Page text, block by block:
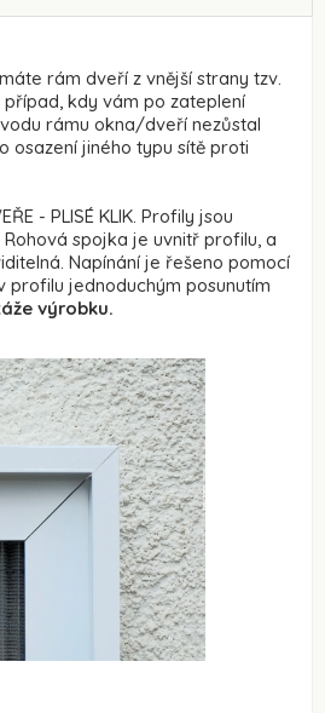
rám dveří z vnější strany tzv.
kdy vám po zateplení
rámu okna/dveří nezůstal
osazení jiného typu sítě proti
- PLISÉ KLIK. Profily jsou
Rohová spojka je uvnitř profilu, a
Napínání je řešeno pomocí
profilu jednoduchým posunutím
výrobku.